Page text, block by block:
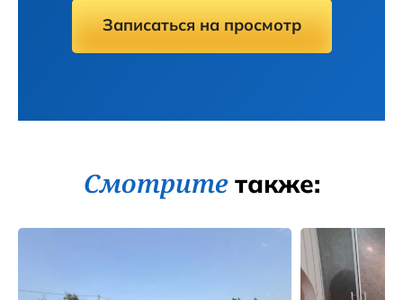
Записаться на просмотр
Смотритетакже: